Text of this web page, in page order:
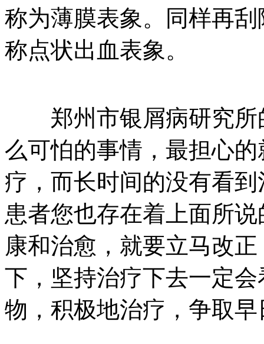
称为薄膜表象。同样再
称点状出血表象。
郑州市银屑病研究所
么可怕的事情，最担心
疗，而长时间的没有看
患者您也存在着上面所
康和治愈，就要立马改
下，坚持治疗下去一定
物，积极地治疗，争取